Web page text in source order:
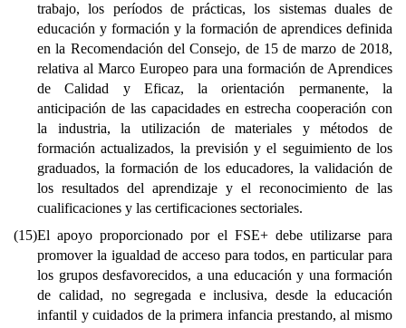
trabajo, los períodos de prácticas, los sistemas duales de
educación y formación y la formación de aprendices definida
en la Recomendación del Consejo, de 15 de marzo de 2018,
relativa al Marco Europeo para una formación de Aprendices
de Calidad y Eficaz, la orientación permanente, la
anticipación de las capacidades en estrecha cooperación con
la industria, la utilización de materiales y métodos de
formación actualizados, la previsión y el seguimiento de los
graduados, la formación de los educadores, la validación de
los resultados del aprendizaje y el reconocimiento de las
cualificaciones y las certificaciones sectoriales.
(15)El apoyo proporcionado por el FSE+ debe utilizarse para
promover la igualdad de acceso para todos, en particular para
los grupos desfavorecidos, a una educación y una formación
de calidad, no segregada e inclusiva, desde la educación
infantil y cuidados de la primera infancia prestando, al mismo